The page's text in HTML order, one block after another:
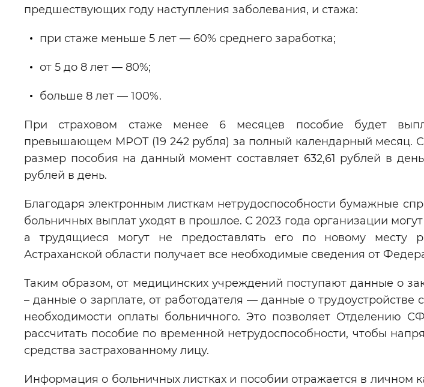
предшествующих году наступления заболевания, и стажа:
при стаже меньше 5 лет — 60% среднего заработка;
от 5 до 8 лет — 80%;
больше 8 лет — 100%.
При страховом стаже менее 6 месяцев пособие будет
превышающем МРОТ (19 242 рубля) за полный календарный месяц.
размер пособия на данный момент составляет 632,61 рублей в
рублей в день.
Благодаря электронным листкам нетрудоспособности бумажные
больничных выплат уходят в прошлое. С 2023 года организации
а трудящиеся могут не предоставлять его по новому месту
Астраханской области получает все необходимые сведения от
Таким образом, от медицинских учреждений поступают данные о
– данные о зарплате, от работодателя — данные о трудоустройстве
необходимости оплаты больничного. Это позволяет Отделению
рассчитать пособие по временной нетрудоспособности, чтобы
средства застрахованному лицу.
Информация о больничных листках и пособии отражается в личном